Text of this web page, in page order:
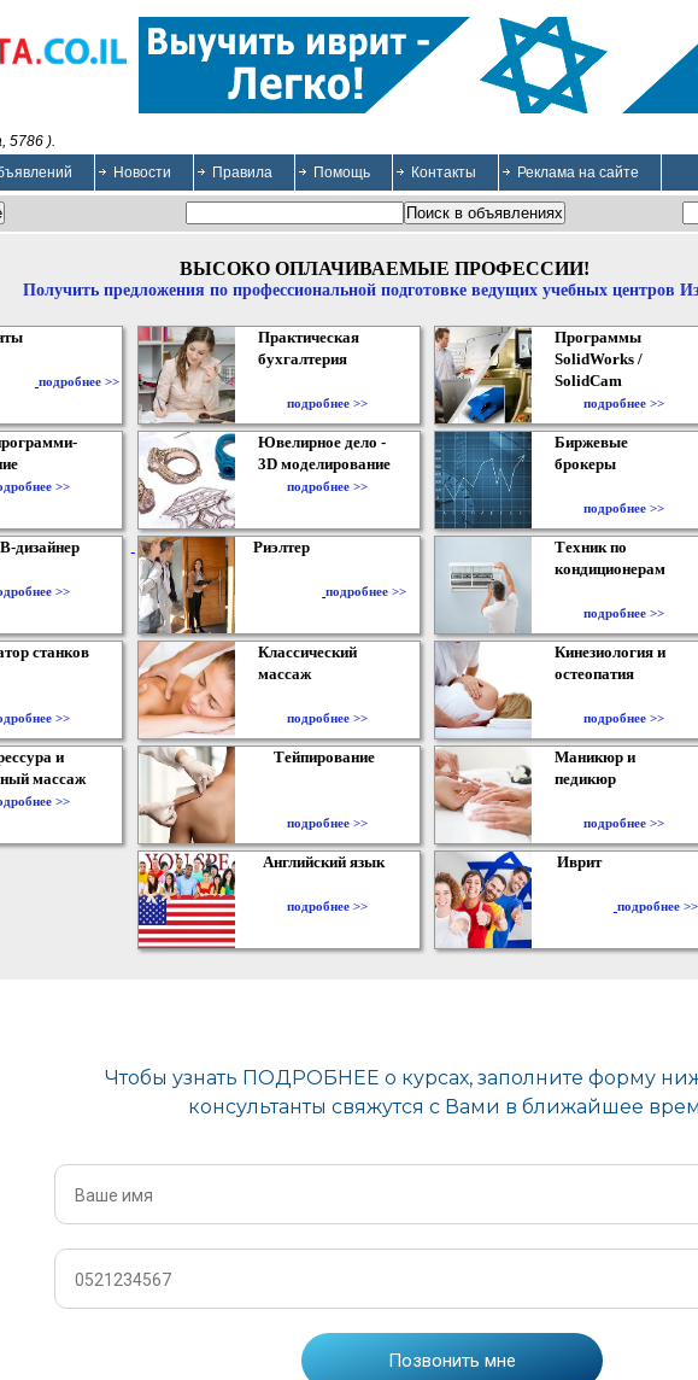
5786 ).
Новости Правила Помощь Контакты Реклама на сайте
ВЫСОКО ОПЛАЧИВАЕМЫЕ ПРОФЕССИИ!
Получить предложения по профессиональной подготовке ведущих учебных центров
подробнее >>
Практическая
бухгалтерия
подробнее >>
Программы
SolidWorks /
SolidCam
подробнее >>
>>
Ювелирное дело -
3D моделирование
подробнее >>
Биржевые
брокеры
подробнее >>
дизайнер
>>
Риэлтер
подробнее >>
Техник по
кондиционерам
подробнее >>
станков
>>
Классический
массаж
подробнее >>
Кинезиология и
остеопатия
подробнее >>
и
массаж
>>
Тейпирование
подробнее >>
Маникюр и
педикюр
подробнее >>
Английский язык
подробнее >>
Иврит
подробнее >>